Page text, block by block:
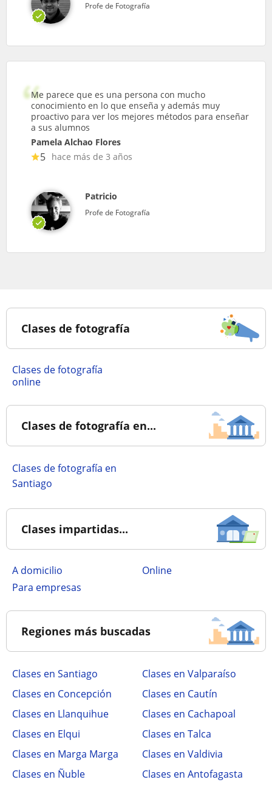
Profe de Fotografía
Me parece que es una persona con mucho
conocimiento en lo que enseña y además muy
proactivo para ver los mejores métodos para enseñar
a sus alumnos
Pamela Alchao Flores
5 hace más de 3 años
Patricio
Profe de Fotografía
Clases de fotografía
Clases de fotografía
online
Clases de fotografía en...
Clases de fotografía en
Santiago
Clases impartidas...
a domicilio
online
para empresas
Regiones más buscadas
Clases en Santiago
Clases en Valparaíso
Clases en Concepción
Clases en Cautín
Clases en Llanquihue
Clases en Cachapoal
Clases en Elqui
Clases en Talca
Clases en Marga Marga
Clases en Valdivia
Clases en Ñuble
Clases en Antofagasta